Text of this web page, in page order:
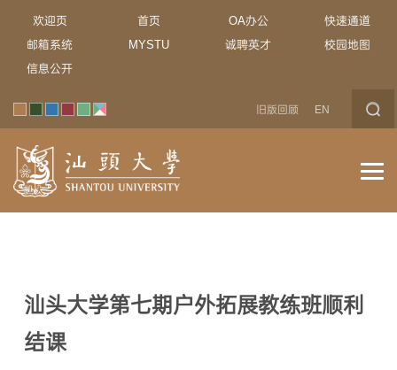
欢迎页 首页 OA办公
快速通道
邮箱系统
MYSTU 诚聘英才
校园地图
信息公开
旧版回顾 EN
汕头大学第七期户外拓展教练班顺利
结课